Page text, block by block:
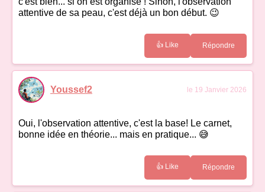
attentive de sa peau, c'est déjà un bon début. 😉
👍 Like Répondre
Youssef2 le 19 Janvier 2026
Oui, l'observation attentive, c'est la base! Le carnet,
bonne idée en théorie... mais en pratique... 😅
👍 Like Répondre